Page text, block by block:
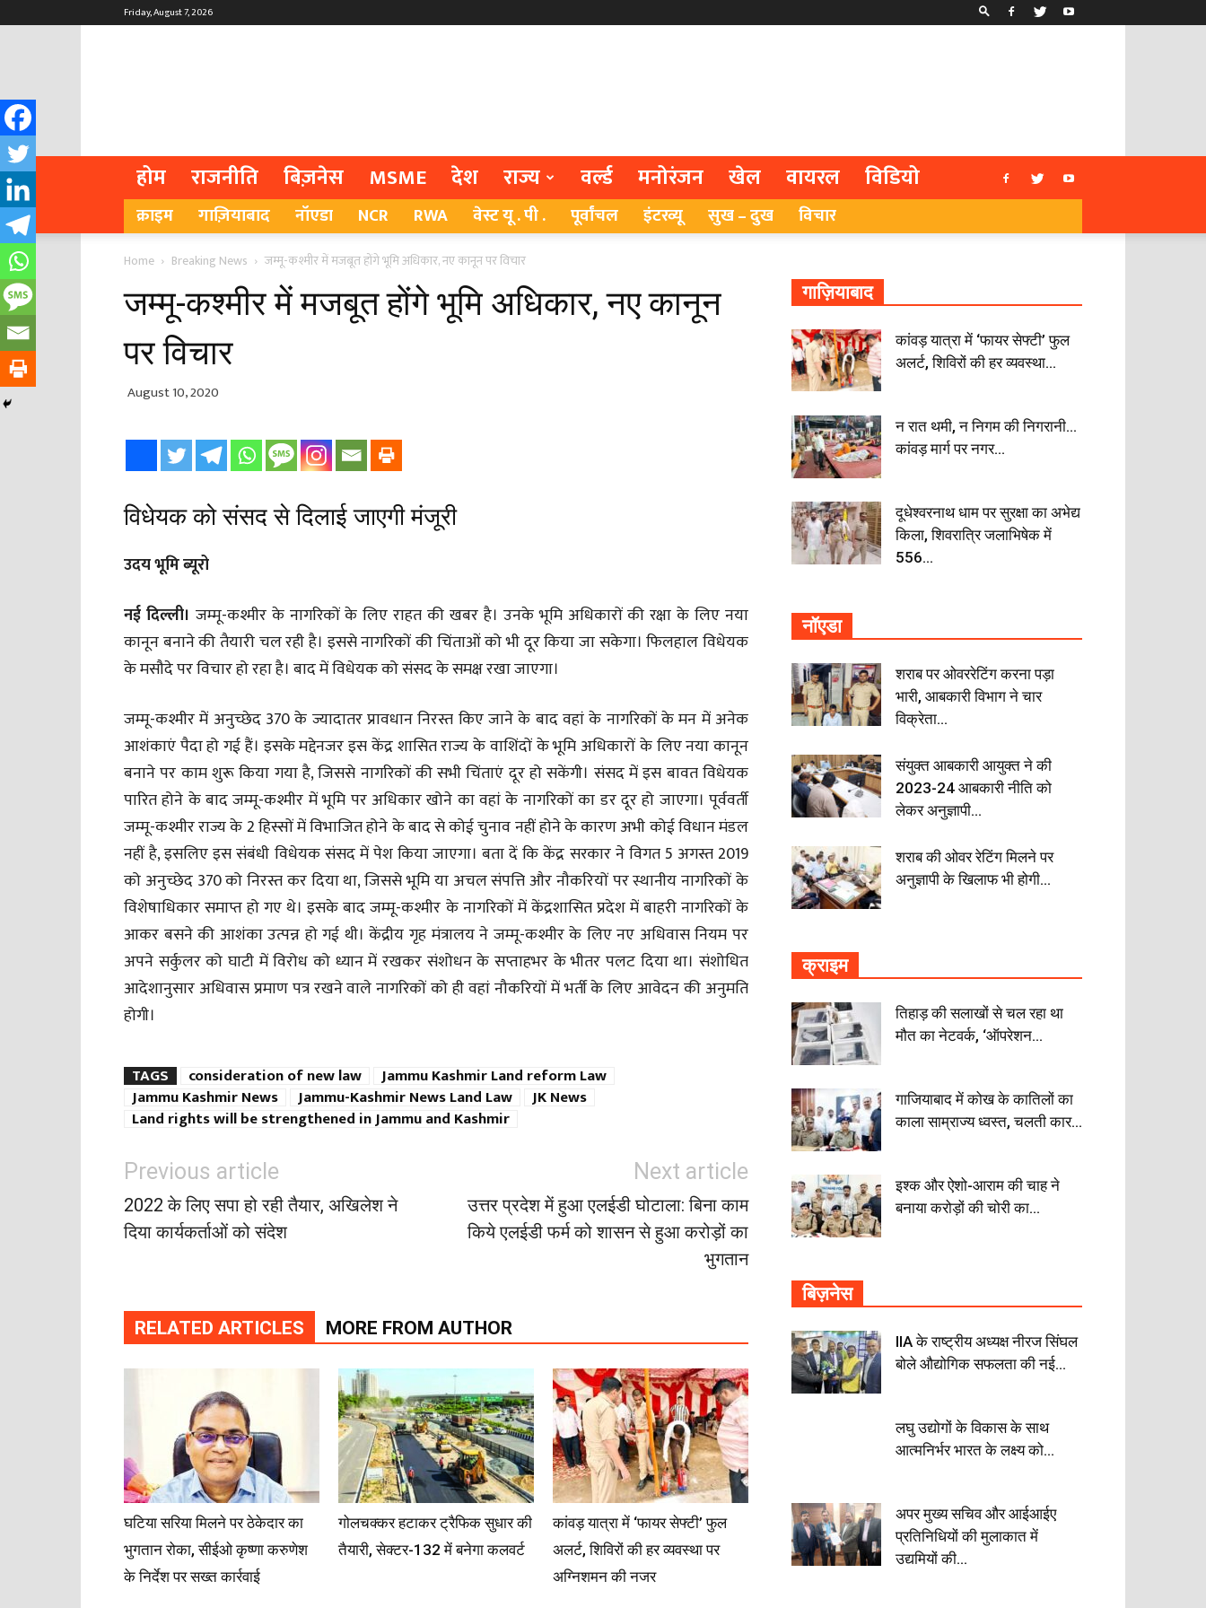
Friday, August 7, 2026
होम राजनीति बिज़नेस MSME देश राज्य वर्ल्ड मनोरंजन खेल वायरल विडियो
क्राइम गाज़ियाबाद नॉएडा NCR RWA वेस्ट यू . पी . पूर्वांचल इंटरव्यू सुख – दुख विचार
Home Breaking News जम्मू-कश्मीर में मजबूत होंगे भूमि अधिकार, नए कानून पर विचार
जम्मू-कश्मीर में मजबूत होंगे भूमि अधिकार, नए कानून
पर विचार
August 10, 2020
विधेयक को संसद से दिलाई जाएगी मंजूरी
उदय भूमि ब्यूरो
नई दिल्ली। जम्मू-कश्मीर के नागरिकों के लिए राहत की खबर है। उनके भूमि अधिकारों की रक्षा के लिए नया
कानून बनाने की तैयारी चल रही है। इससे नागरिकों की चिंताओं को भी दूर किया जा सकेगा। फिलहाल विधेयक
के मसौदे पर विचार हो रहा है। बाद में विधेयक को संसद के समक्ष रखा जाएगा।
जम्मू-कश्मीर में अनुच्छेद 370 के ज्यादातर प्रावधान निरस्त किए जाने के बाद वहां के नागरिकों के मन में अनेक
आशंकाएं पैदा हो गई हैं। इसके मद्देनजर इस केंद्र शासित राज्य के वाशिंदों के भूमि अधिकारों के लिए नया कानून
बनाने पर काम शुरू किया गया है, जिससे नागरिकों की सभी चिंताएं दूर हो सकेंगी। संसद में इस बावत विधेयक
पारित होने के बाद जम्मू-कश्मीर में भूमि पर अधिकार खोने का वहां के नागरिकों का डर दूर हो जाएगा। पूर्ववर्ती
जम्मू-कश्मीर राज्य के 2 हिस्सों में विभाजित होने के बाद से कोई चुनाव नहीं होने के कारण अभी कोई विधान मंडल
नहीं है, इसलिए इस संबंधी विधेयक संसद में पेश किया जाएगा। बता दें कि केंद्र सरकार ने विगत 5 अगस्त 2019
को अनुच्छेद 370 को निरस्त कर दिया था, जिससे भूमि या अचल संपत्ति और नौकरियों पर स्थानीय नागरिकों के
विशेषाधिकार समाप्त हो गए थे। इसके बाद जम्मू-कश्मीर के नागरिकों में केंद्रशासित प्रदेश में बाहरी नागरिकों के
आकर बसने की आशंका उत्पन्न हो गई थी। केंद्रीय गृह मंत्रालय ने जम्मू-कश्मीर के लिए नए अधिवास नियम पर
अपने सर्कुलर को घाटी में विरोध को ध्यान में रखकर संशोधन के सप्ताहभर के भीतर पलट दिया था। संशोधित
आदेशानुसार अधिवास प्रमाण पत्र रखने वाले नागरिकों को ही वहां नौकरियों में भर्ती के लिए आवेदन की अनुमति
होगी।
TAGS consideration of new law
Jammu Kashmir Land reform Law
Jammu Kashmir News
Jammu-Kashmir News Land Law
JK News
Land rights will be strengthened in Jammu and Kashmir
Previous article
2022 के लिए सपा हो रही तैयार, अखिलेश ने
दिया कार्यकर्ताओं को संदेश
Next article
उत्तर प्रदेश में हुआ एलईडी घोटाला: बिना काम
किये एलईडी फर्म को शासन से हुआ करोड़ों का
भुगतान
RELATED ARTICLES MORE FROM AUTHOR
घटिया सरिया मिलने पर ठेकेदार का
भुगतान रोका, सीईओ कृष्णा करुणेश
के निर्देश पर सख्त कार्रवाई
गोलचक्कर हटाकर ट्रैफिक सुधार की
तैयारी, सेक्टर-132 में बनेगा कलवर्ट
कांवड़ यात्रा में ‘फायर सेफ्टी’ फुल
अलर्ट, शिविरों की हर व्यवस्था पर
अग्निशमन की नजर
गाज़ियाबाद
कांवड़ यात्रा में ‘फायर सेफ्टी’ फुल
अलर्ट, शिविरों की हर व्यवस्था...
न रात थमी, न निगम की निगरानी…
कांवड़ मार्ग पर नगर...
दूधेश्वरनाथ धाम पर सुरक्षा का अभेद्य
किला, शिवरात्रि जलाभिषेक में
556...
नॉएडा
शराब पर ओवररेटिंग करना पड़ा
भारी, आबकारी विभाग ने चार
विक्रेता...
संयुक्त आबकारी आयुक्त ने की
2023-24 आबकारी नीति को
लेकर अनुज्ञापी...
शराब की ओवर रेटिंग मिलने पर
अनुज्ञापी के खिलाफ भी होगी...
क्राइम
तिहाड़ की सलाखों से चल रहा था
मौत का नेटवर्क, ‘ऑपरेशन...
गाजियाबाद में कोख के कातिलों का
काला साम्राज्य ध्वस्त, चलती कार...
इश्क और ऐशो-आराम की चाह ने
बनाया करोड़ों की चोरी का...
बिज़नेस
IIA के राष्ट्रीय अध्यक्ष नीरज सिंघल
बोले औद्योगिक सफलता की नई...
लघु उद्योगों के विकास के साथ
आत्मनिर्भर भारत के लक्ष्य को...
अपर मुख्य सचिव और आईआईए
प्रतिनिधियों की मुलाकात में
उद्यमियों की...